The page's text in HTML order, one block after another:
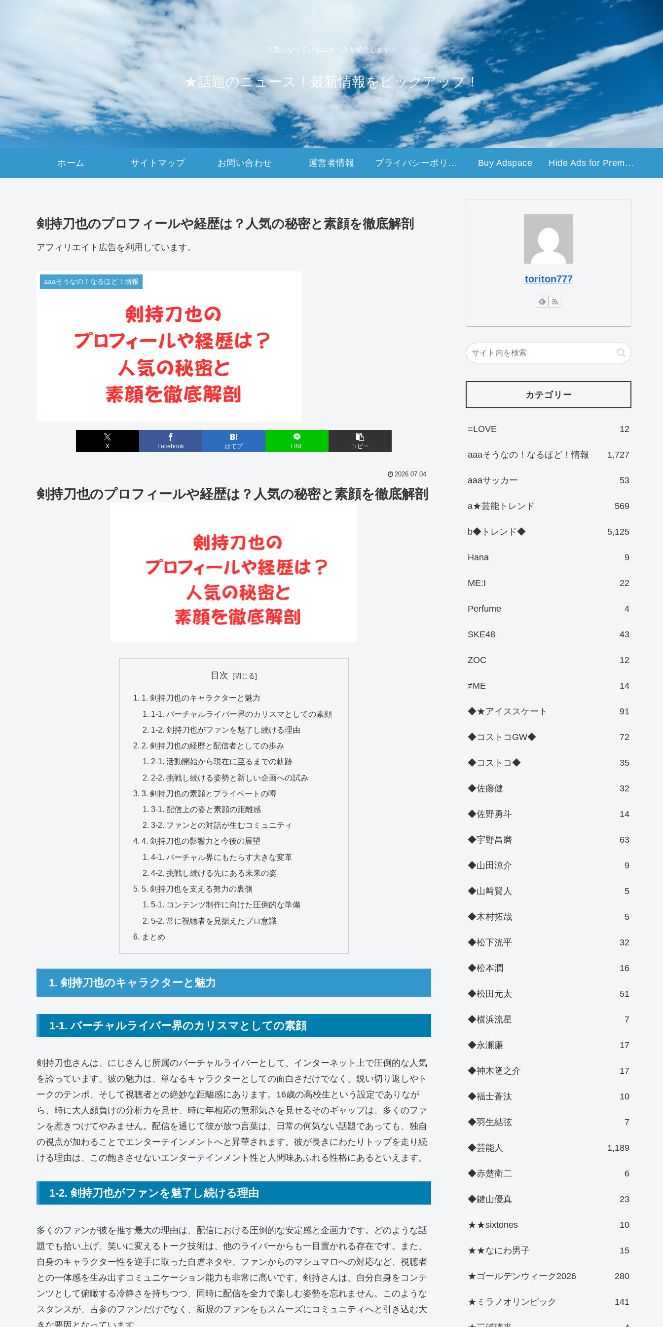
話題になっているニュースを紹介します！
★話題のニュース！最新情報をピックアップ！
ホーム サイトマップ お問い合わせ 運営者情報 プライバシーポリシー Buy Adspace Hide Ads for Premium Members
剣持刀也のプロフィールや経歴は？人気の秘密と素顔を徹底解剖
アフィリエイト広告を利用しています。
aaaそうなの！なるほど！情報
X Facebook はてブ LINE コピー
2026.07.04
剣持刀也のプロフィールや経歴は？人気の秘密と素顔を徹底解剖
目次
1. 剣持刀也のキャラクターと魅力
1-1. バーチャルライバー界のカリスマとしての素顔
1-2. 剣持刀也がファンを魅了し続ける理由
2. 剣持刀也の経歴と配信者としての歩み
2-1. 活動開始から現在に至るまでの軌跡
2-2. 挑戦し続ける姿勢と新しい企画への試み
3. 剣持刀也の素顔とプライベートの噂
3-1. 配信上の姿と素顔の距離感
3-2. ファンとの対話が生むコミュニティ
4. 剣持刀也の影響力と今後の展望
4-1. バーチャル界にもたらす大きな変革
4-2. 挑戦し続ける先にある未来の姿
5. 剣持刀也を支える努力の裏側
5-1. コンテンツ制作に向けた圧倒的な準備
5-2. 常に視聴者を見据えたプロ意識
まとめ
1. 剣持刀也のキャラクターと魅力
1-1. バーチャルライバー界のカリスマとしての素顔
剣持刀也さんは、にじさんじ所属のバーチャルライバーとして、インターネット上で圧倒的な人気
を誇っています。彼の魅力は、単なるキャラクターとしての面白さだけでなく、鋭い切り返しやト
ークのテンポ、そして視聴者との絶妙な距離感にあります。16歳の高校生という設定でありなが
ら、時に大人顔負けの分析力を見せ、時に年相応の無邪気さを見せるそのギャップは、多くのファ
ンを惹きつけてやみません。配信を通じて彼が放つ言葉は、日常の何気ない話題であっても、独自
の視点が加わることでエンターテインメントへと昇華されます。彼が長きにわたりトップを走り続
ける理由は、この飽きさせないエンターテインメント性と人間味あふれる性格にあるといえます。
1-2. 剣持刀也がファンを魅了し続ける理由
多くのファンが彼を推す最大の理由は、配信における圧倒的な安定感と企画力です。どのような話
題でも拾い上げ、笑いに変えるトーク技術は、他のライバーからも一目置かれる存在です。また、
自身のキャラクター性を逆手に取った自虐ネタや、ファンからのマシュマロへの対応など、視聴者
との一体感を生み出すコミュニケーション能力も非常に高いです。剣持さんは、自分自身をコンテ
ンツとして俯瞰する冷静さを持ちつつ、同時に配信を全力で楽しむ姿勢を忘れません。このような
スタンスが、古参のファンだけでなく、新規のファンをもスムーズにコミュニティへと引き込む大
きな要因となっています。
toriton777
カテゴリー
=LOVE 12
aaaそうなの！なるほど！情報 1,727
aaaサッカー 53
a★芸能トレンド 569
b◆トレンド◆ 5,125
Hana 9
ME:I 22
Perfume 4
SKE48 43
ZOC 12
≠ME 14
◆★アイススケート 91
◆コストコGW◆ 72
◆コストコ◆ 35
◆佐藤健 32
◆佐野勇斗 14
◆宇野昌磨 63
◆山田涼介 9
◆山﨑賢人 5
◆木村拓哉 5
◆松下洸平 32
◆松本潤 16
◆松田元太 51
◆横浜流星 7
◆永瀬廉 17
◆神木隆之介 17
◆福士蒼汰 10
◆羽生結弦 7
◆芸能人 1,189
◆赤楚衛二 6
◆鍵山優真 23
★★sixtones 10
★★なにわ男子 15
★ゴールデンウィーク2026 280
★ミラノオリンピック 141